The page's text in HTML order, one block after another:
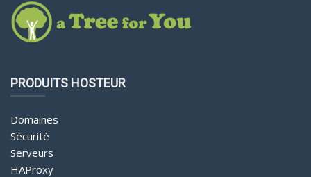
PRODUITS HOSTEUR
Domaines
Sécurité
Serveurs
HAProxy